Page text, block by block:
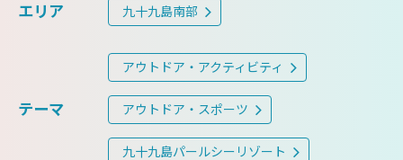
エリア 九十九島南部
テーマ
アウトドア・アクティビティ
アウトドア・スポーツ
九十九島パールシーリゾート